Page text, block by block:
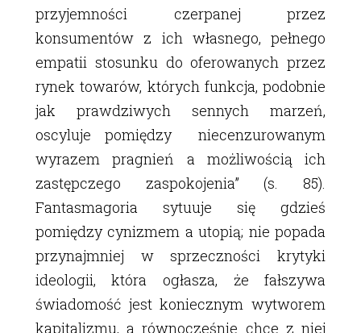
przyjemności czerpanej przez
konsumentów z ich własnego, pełnego
empatii stosunku do oferowanych przez
rynek towarów, których funkcja, podobnie
jak prawdziwych sennych marzeń,
oscyluje pomiędzy niecenzurowanym
wyrazem pragnień a możliwością ich
zastępczego zaspokojenia” (s. 85).
Fantasmagoria sytuuje się gdzieś
pomiędzy cynizmem a utopią; nie popada
przynajmniej w sprzeczności krytyki
ideologii, która ogłasza, że fałszywa
świadomość jest koniecznym wytworem
kapitalizmu, a równocześnie chce z niej